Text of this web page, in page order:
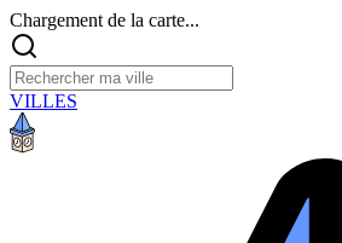
Chargement de la carte...
VILLES